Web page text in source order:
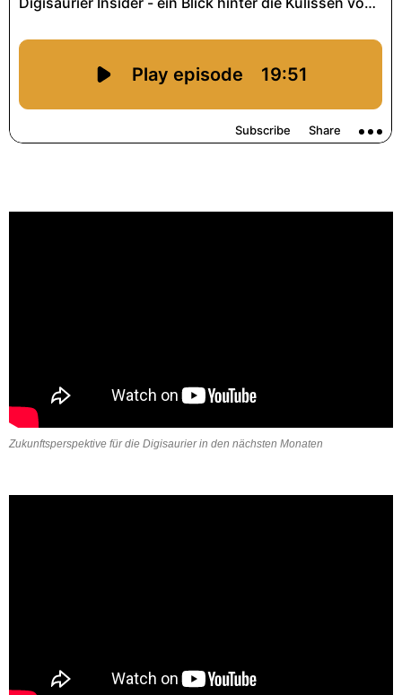
Zukunftsperspektive für die Digisaurier in den nächsten Monaten